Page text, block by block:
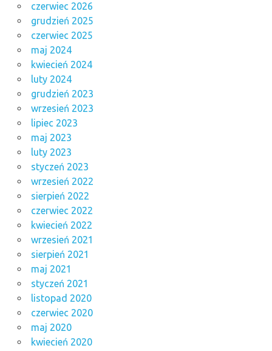
czerwiec 2026
grudzień 2025
czerwiec 2025
maj 2024
kwiecień 2024
luty 2024
grudzień 2023
wrzesień 2023
lipiec 2023
maj 2023
luty 2023
styczeń 2023
wrzesień 2022
sierpień 2022
czerwiec 2022
kwiecień 2022
wrzesień 2021
sierpień 2021
maj 2021
styczeń 2021
listopad 2020
czerwiec 2020
maj 2020
kwiecień 2020